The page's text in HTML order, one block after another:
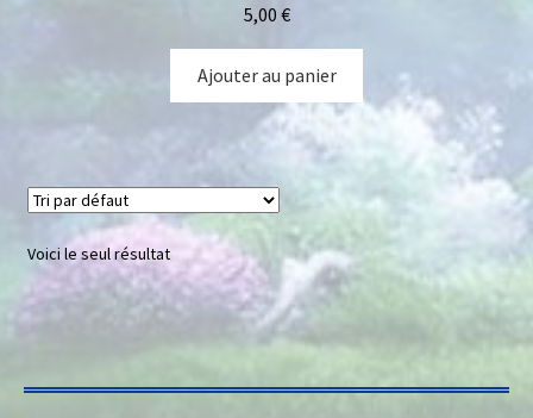
5,00 €
Ajouter au panier
Voici le seul résultat